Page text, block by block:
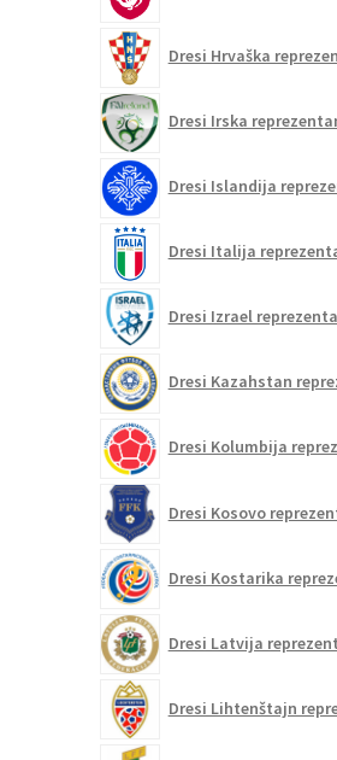
Dresi Hrvaška
Dresi Irska
Dresi Islandija
Dresi Italija
Dresi Izrael
Dresi Kazahstan
Dresi Kolumbija
Dresi Kosovo
Dresi Kostarika
Dresi Latvija
Dresi Lihtenštajn